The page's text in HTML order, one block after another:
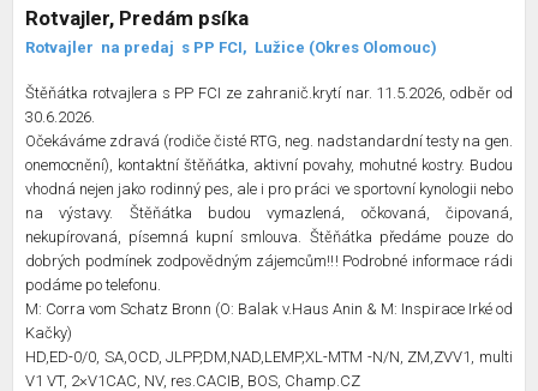
Rotvajler, Predám psíka
Rotvajler na predaj s PP FCI, Lužice (Okres Olomouc)
Štěňátka rotvajlera s PP FCI ze zahranič.krytí nar. 11.5.2026, odběr od
30.6.2026.
Očekáváme zdravá (rodiče čisté RTG, neg. nadstandardní testy na gen.
onemocnění), kontaktní štěňátka, aktivní povahy, mohutné kostry. Budou
vhodná nejen jako rodinný pes, ale i pro práci ve sportovní kynologii nebo
na výstavy. Štěňátka budou vymazlená, očkovaná, čipovaná,
nekupírovaná, písemná kupní smlouva. Štěňátka předáme pouze do
dobrých podmínek zodpovědným zájemcům!!! Podrobné informace rádi
podáme po telefonu.
M: Corra vom Schatz Bronn (O: Balak v.Haus Anin & M: Inspirace Irké od
Kačky)
HD,ED-0/0, SA,OCD, JLPP,DM,NAD,LEMP,XL-MTM -N/N, ZM,ZVV1, multi
V1 VT, 2×V1CAC, NV, res.CACIB, BOS, Champ.CZ